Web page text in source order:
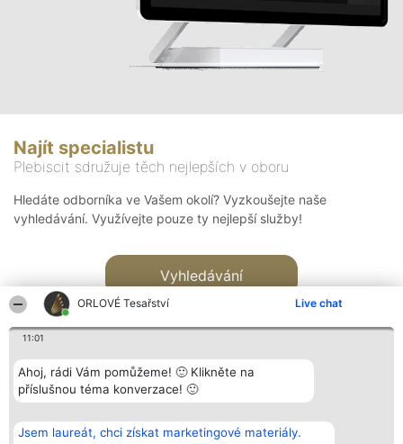
ORLOVÉ Tesařství Live chat
11:01
Ahoj, rádi Vám pomůžeme! 🙂 Klikněte na
příslušnou téma konverzace! 🙂
Jsem laureát, chci získat marketingové materiály.
Najít specialistu
Plebiscit sdružuje těch nejlepších v oboru
Hledáte odborníka ve Vašem okolí? Vyzkoušejte naše
vyhledávání. Využívejte pouze ty nejlepší služby!
Vyhledávání
Bright Side Solutions sp. z o.
o. sp. k.
Vítězové
Seznam všech
Kontakt